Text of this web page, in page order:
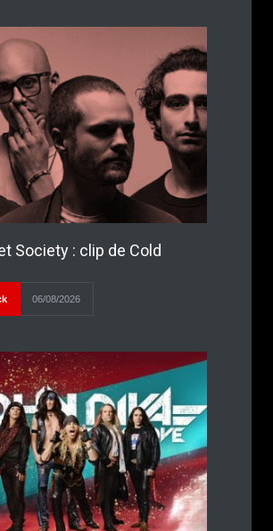
Society : clip de Cold
06/08/2026